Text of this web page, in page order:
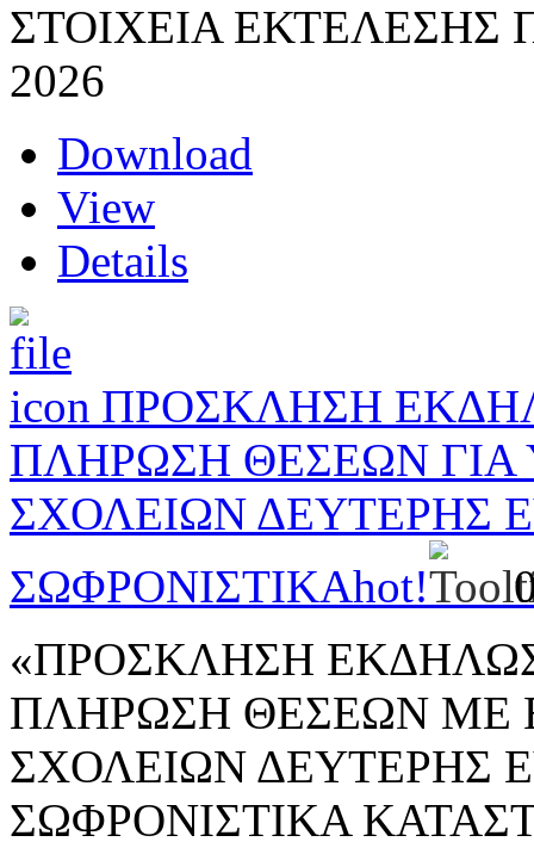
ΣΤΟΙΧΕΙΑ ΕΚΤΕΛΕΣΗΣ
2026
Download
View
Details
ΠΡΟΣΚΛΗΣΗ
ΠΛΗΡΩΣΗ ΘΕΣΕΩΝ ΓΙΑ
ΣΧΟΛΕΙΩΝ ΔΕΥΤΕΡΗΣ
ΣΩΦΡΟΝΙΣΤΙΚΑhot!
«ΠΡΟΣΚΛΗΣΗ
ΠΛΗΡΩΣΗ ΘΕΣΕΩΝ ΜΕ
ΣΧΟΛΕΙΩΝ ΔΕΥΤΕΡΗΣ
ΣΩΦΡΟΝΙΣΤΙΚΑ